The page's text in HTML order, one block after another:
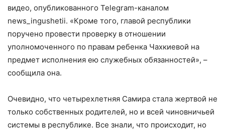
видео, опубликованного Telegram-каналом
news_ingushetii. «Кроме того, главой республики
поручено провести проверку в отношении
уполномоченного по правам ребенка Чахкиевой на
предмет исполнения ею служебных обязанностей», –
сообщила она.
Очевидно, что четырехлетняя Самира стала жертвой не
только собственных родителей, но и всей чиновничьей
системы в республике. Все знали, что происходит, но